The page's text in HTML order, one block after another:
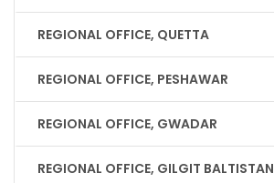
REGIONAL OFFICE, QUETTA
REGIONAL OFFICE, PESHAWAR
REGIONAL OFFICE, GWADAR
REGIONAL OFFICE, GILGIT BALTISTAN